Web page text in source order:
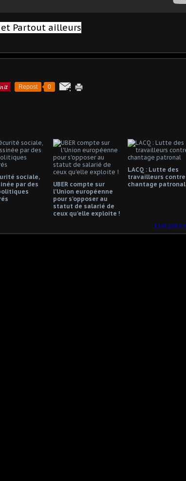
Partout ailleurs
Repost 0
sociale,
par des
UBER compte sur
l'Union européenne
pour s'opposer au
statut de salarié de
ceux qu'elle exploite !
LACQ : Lutte des
travailleurs contre
chantage patronal
Etat